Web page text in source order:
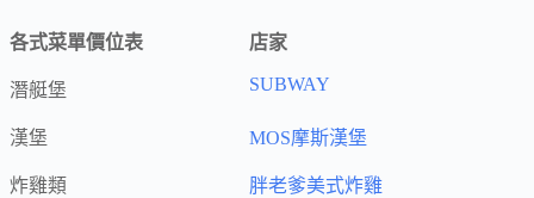
各式菜單價位表 店家
潛艇堡 SUBWAY
漢堡 MOS摩斯漢堡
炸雞類 胖老爹美式炸雞